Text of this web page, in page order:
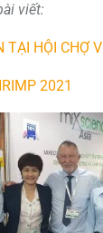
viết:
TẠI HỘI CHỢ
2021